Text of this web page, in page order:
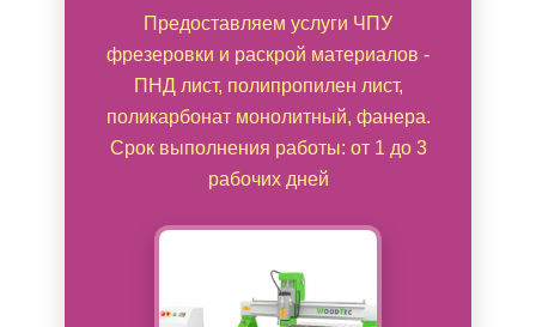
Предоставляем услуги ЧПУ
фрезеровки и раскрой материалов -
ПНД лист, полипропилен лист,
поликарбонат монолитный, фанера.
Срок выполнения работы: от 1 до 3
рабочих дней